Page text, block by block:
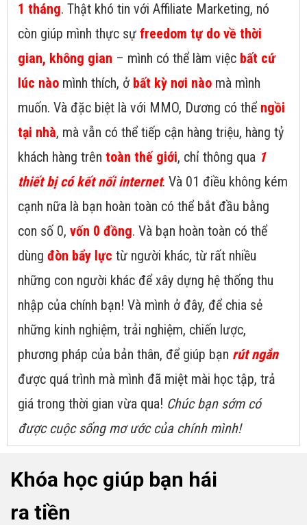
1 tháng. Thật khó tin với Affiliate Marketing, nó
còn giúp mình thực sự freedom tự do về thời
gian, không gian – mình có thể làm việc bất cứ
lúc nào mình thích, ở bất kỳ nơi nào mà mình
muốn. Và đặc biệt là với MMO, Dương có thể ngồi
tại nhà, mà vẫn có thể tiếp cận hàng triệu, hàng tỷ
khách hàng trên toàn thế giới, chỉ thông qua 1
thiết bị có kết nối internet. Và 01 điều không kém
cạnh nữa là bạn hoàn toàn có thể bắt đầu bằng
con số 0, vốn 0 đồng. Và bạn hoàn toàn có thể
dùng đòn bẩy lực từ người khác, từ rất nhiều
những con người khác để xây dựng hệ thống thu
nhập của chính bạn! Và mình ở đây, để chia sẻ
những kinh nghiệm, trải nghiệm, chiến lược,
phương pháp của bản thân, để giúp bạn rút ngắn
được quá trình mà mình đã miệt mài học tập, trả
giá trong thời gian vừa qua! Chúc bạn sớm có
được cuộc sống mơ ước của chính mình!
Khóa học giúp bạn hái
ra tiền